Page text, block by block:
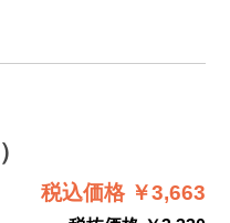
税込価格 ￥3,663